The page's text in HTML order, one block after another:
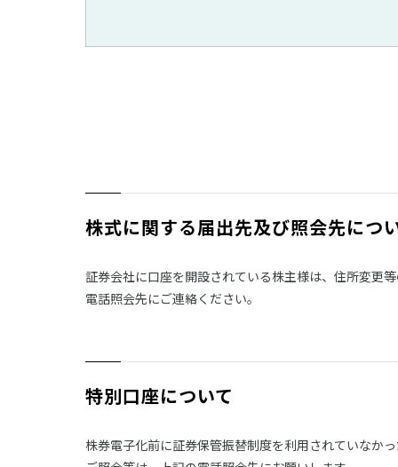
株式に関する届出先及び照会先につ
証券会社に口座を開設されている株主様は、住所変更
電話照会先にご連絡ください。
特別口座について
株券電子化前に証券保管振替制度を利用されていなか